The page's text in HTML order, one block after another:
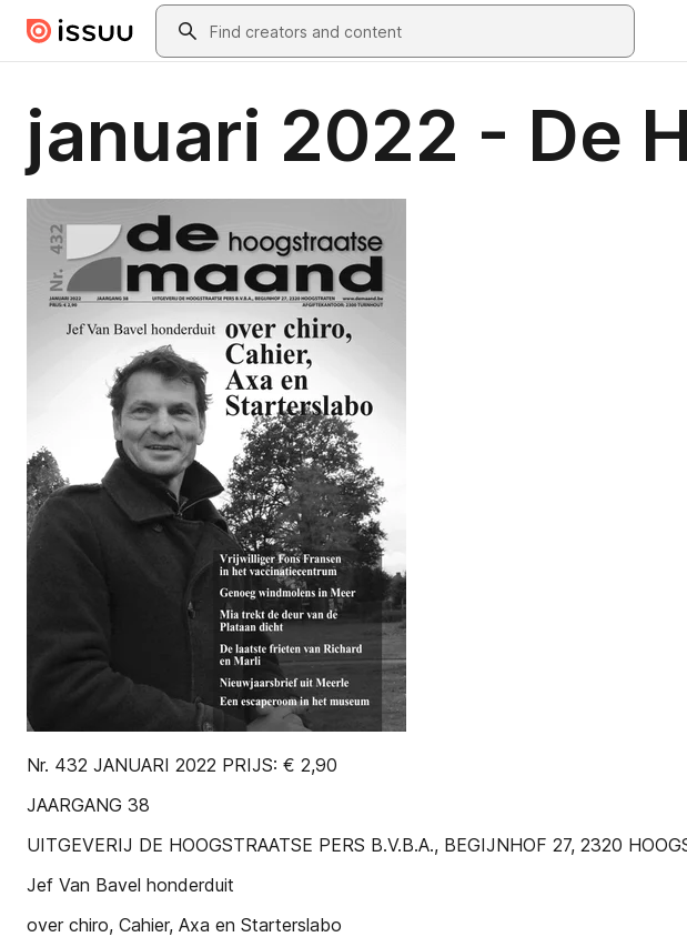
Skip to main contentSearch
januari 2022 - De
Nr. 432 JANUARI 2022 PRIJS: € 2,90
JAARGANG 38
UITGEVERIJ DE HOOGSTRAATSE PERS B.V.B.A., BEGIJNHOF 27, 2320
Jef Van Bavel honderduit
over chiro, Cahier, Axa en Starterslabo